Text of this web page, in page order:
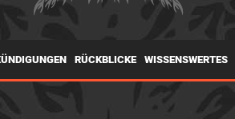
RÜCKBLICKE WISSENSWERTES